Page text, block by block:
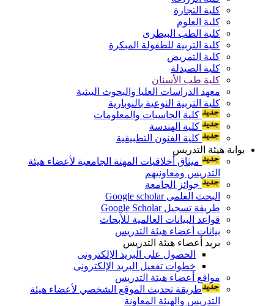
كلية التجارة
كلية العلوم
كلية الطب البيطرى
كلية التربية للطفولة المبكرة
كلية التمريض
كلية الصيدلة
كلية طب الأسنان
معهد الدراسات العليا والبحوث البيئية
كلية التربية النوعية بالنوبارية
كلية الحاسبات والمعلومات
كلية الهندسة
كلية الفنون التطبيقية
بوابة هيئة التدريس
ميثاق أخلاقيات المهنة الجامعية لأعضاء هيئة
التدريس ومعاونيهم
جوائز الجامعة
البحث العلمى Google scholar
طريقة تسجيل Google Scholar
قواعد البيانات العالمية للأبحاث
بيانات أعضاء هيئة التدريس
بريد أعضاء هيئة التدريس
الحصول على البريد الإلكترونى
خطوات تفعيل البريد الإلكترونى
مواقع أعضاء هيئة التدريس
طريقة تحديث الموقع الشخصي لأعضاء هيئة
التدريس والهيئة المعاونة